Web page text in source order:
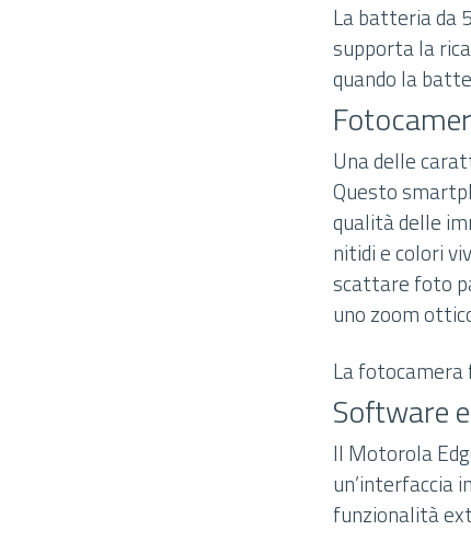
La batteria da
supporta la
quando la
Una delle
Questo
qualità delle
nitidi e colori
scattare foto
uno zoom
La
Software
Il Motorola
un’interfaccia
funzionalità